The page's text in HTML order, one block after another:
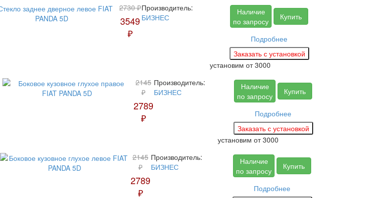
2730 ₽
3549
₽
Производитель:
БИЗНЕС
Наличие
по запросу
Купить
Подробнее
установим от 3000
2145
₽
2789
₽
Производитель:
БИЗНЕС
Наличие
по запросу
Купить
Подробнее
установим от 3000
2145
₽
2789
₽
Производитель:
БИЗНЕС
Наличие
по запросу
Купить
Подробнее